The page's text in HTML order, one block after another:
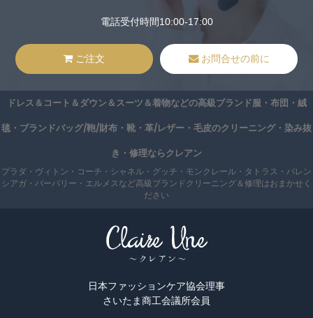
電話受付時間10:00-17:00
ご注文 お問合せの前に
ドレス＆コート＆ダウン＆スーツ＆着物などの高級ブランド服・布団・絨
毯・ブランドバッグ/鞄/財布・靴・革/レザー・毛皮のクリーニング・染み抜
き・修理ならクレアン
プラダ・ヴィトン・コーチ・シャネル・グッチ・モンクレール・タトラス・バレン
シアガ・バーバリー・エルメスなど高級ブランドクリーニング＆修理はおまかせく
ださい
日本ファッションケア協会理事
さいたま商工会議所会員